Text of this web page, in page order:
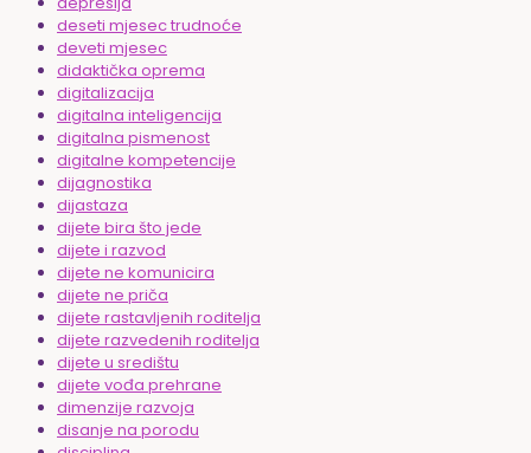
deseti mjesec trudnoće
deveti mjesec
didaktička oprema
digitalizacija
digitalna inteligencija
digitalna pismenost
digitalne kompetencije
dijagnostika
dijastaza
dijete bira što jede
dijete i razvod
dijete ne komunicira
dijete ne priča
dijete rastavljenih roditelja
dijete razvedenih roditelja
dijete u središtu
dijete vođa prehrane
dimenzije razvoja
disanje na porodu